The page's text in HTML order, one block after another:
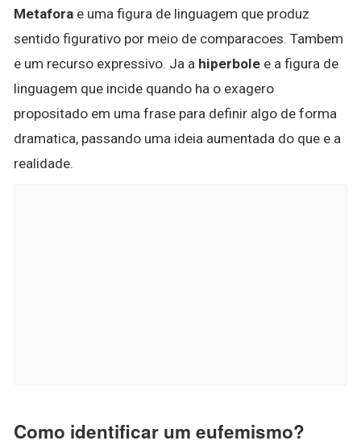
Metafora e uma figura de linguagem que produz
sentido figurativo por meio de comparacoes. Tambem
e um recurso expressivo. Ja a hiperbole e a figura de
linguagem que incide quando ha o exagero
propositado em uma frase para definir algo de forma
dramatica, passando uma ideia aumentada do que e a
realidade.
Como identificar um eufemismo?